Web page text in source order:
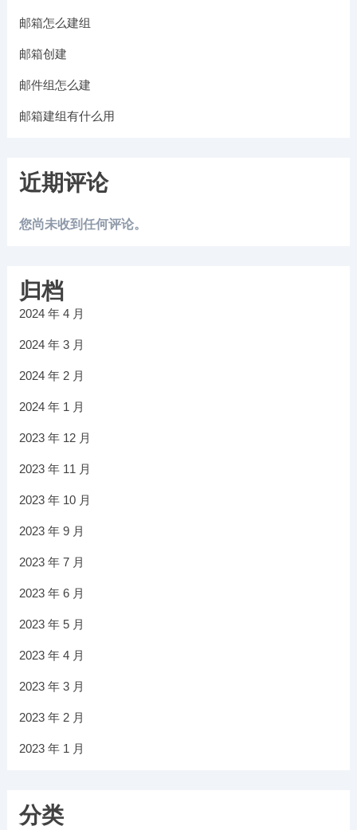
邮箱怎么建组
邮箱创建
邮件组怎么建
邮箱建组有什么用
近期评论
您尚未收到任何评论。
归档
2024 年 4 月
2024 年 3 月
2024 年 2 月
2024 年 1 月
2023 年 12 月
2023 年 11 月
2023 年 10 月
2023 年 9 月
2023 年 7 月
2023 年 6 月
2023 年 5 月
2023 年 4 月
2023 年 3 月
2023 年 2 月
2023 年 1 月
分类